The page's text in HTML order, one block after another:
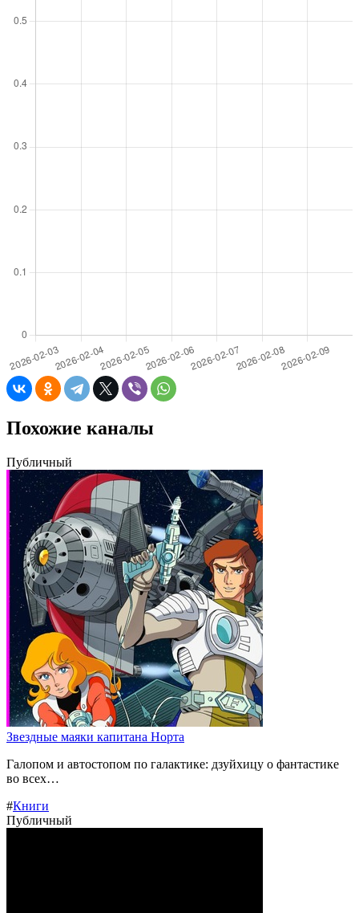
Похожие каналы
Публичный
Звездные маяки капитана Норта
Галопом и автостопом по галактике: дзуйхицу о фантастике
во всех…
#Книги
Публичный